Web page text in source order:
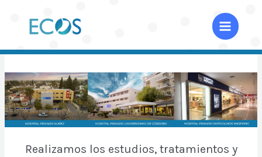
contenido
Main
Realizamos los estudios, tratamientos y